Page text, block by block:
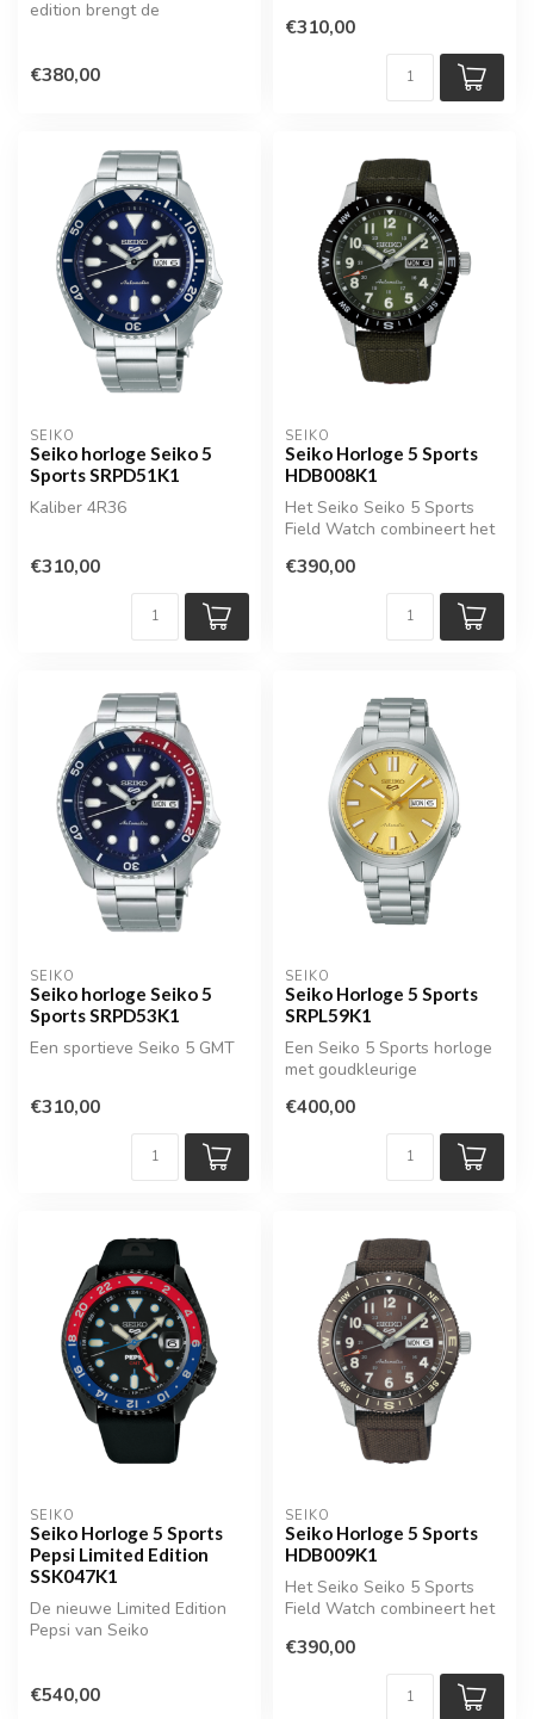
edition brengt de
€380,00
€310,00
SEIKO
Seiko horloge Seiko 5
Sports SRPD51K1
Kaliber 4R36
€310,00
SEIKO
Seiko Horloge 5 Sports
HDB008K1
Het Seiko Seiko 5 Sports
Field Watch combineert het
kl...
€390,00
SEIKO
Seiko horloge Seiko 5
Sports SRPD53K1
Een sportieve Seiko 5 GMT
€310,00
SEIKO
Seiko Horloge 5 Sports
SRPL59K1
Een Seiko 5 Sports horloge
met goudkleurige
€400,00
SEIKO
Seiko Horloge 5 Sports
Pepsi Limited Edition
SSK047K1
De nieuwe Limited Edition
Pepsi van Seiko
€540,00
SEIKO
Seiko Horloge 5 Sports
HDB009K1
Het Seiko Seiko 5 Sports
Field Watch combineert het
kl...
€390,00